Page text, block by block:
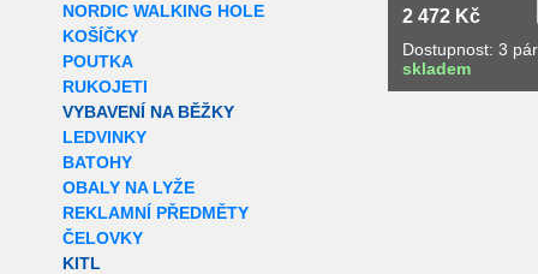
NORDIC WALKING HOLE
KOŠÍČKY
POUTKA
RUKOJETI
VYBAVENÍ NA BĚŽKY
LEDVINKY
BATOHY
OBALY NA LYŽE
REKLAMNÍ PŘEDMĚTY
ČELOVKY
KITL
2 472 Kč
Dostupnost: 3
skladem